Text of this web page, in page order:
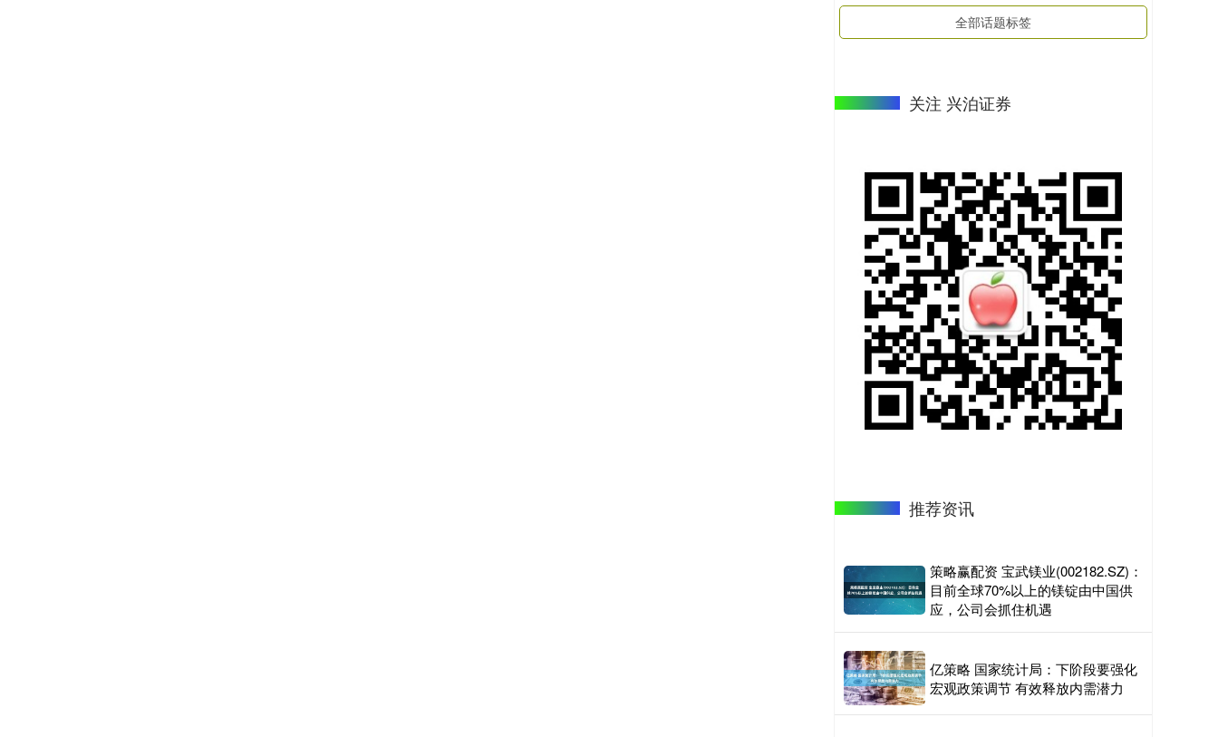
全部话题标签
关注 兴泊证券
推荐资讯
策略赢配资 宝武镁业(002182.SZ)：
目前全球70%以上的镁锭由中国供
应，公司会抓住机遇
亿策略 国家统计局：下阶段要强化
宏观政策调节 有效释放内需潜力